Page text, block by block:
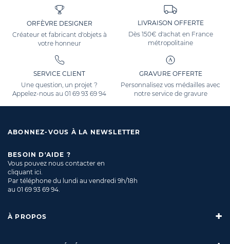
ORFÈVRE DESIGNER
Créateur et fabricant d'objets à
votre honneur
LIVRAISON OFFERTE
Dès 150€ d'achat en France
métropolitaine
SERVICE CLIENT
Une question, un projet ?
Appelez-nous au01 69 93 69 94
GRAVURE OFFERTE
Personnalisez vos médailles avec
notre service de gravure
ABONNEZ-VOUS À LA NEWSLETTER
BESOIN D'AIDE ?
Vous pouvez nous contacter en
cliquant ici.
Par téléphone du lundi au vendredi 9h/18h
au 01 69 93 69 94.
À PROPOS